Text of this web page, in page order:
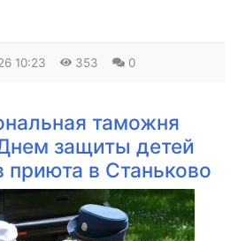
10:23 353 0
таможня
защиты детей
приюта в Станьково